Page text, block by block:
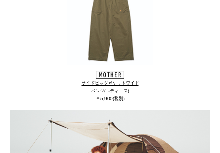
サイドビッグポケットワイド
パンツ(レディース)
￥5,900(税別)